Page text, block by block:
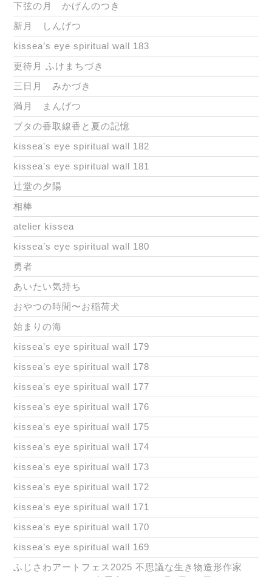
下弦の月 かげんのつき
新月 しんげつ
kissea’s eye spiritual wall 183
更待月 ふけまちづき
三日月 みかづき
満月 まんげつ
ブタの香取線香と夏の記憶
kissea’s eye spiritual wall 182
kissea’s eye spiritual wall 181
辻堂の夕陽
相棒
atelier kissea
kissea’s eye spiritual wall 180
勇者
あいたい気持ち
おやつの時間〜お稲荷犬
始まりの海
kissea’s eye spiritual wall 179
kissea’s eye spiritual wall 178
kissea’s eye spiritual wall 177
kissea’s eye spiritual wall 176
kissea’s eye spiritual wall 175
kissea’s eye spiritual wall 174
kissea’s eye spiritual wall 173
kissea’s eye spiritual wall 172
kissea’s eye spiritual wall 171
kissea’s eye spiritual wall 170
kissea’s eye spiritual wall 169
ふじさわアートフェス2025 不思議な生き物造形作家